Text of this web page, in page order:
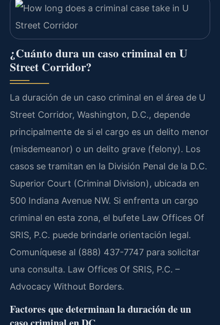
¿Cuánto dura un caso criminal en U
Street Corridor?
La duración de un caso criminal en el área de U
Street Corridor, Washington, D.C., depende
principalmente de si el cargo es un delito menor
(misdemeanor) o un delito grave (felony). Los
casos se tramitan en la División Penal de la D.C.
Superior Court (Criminal Division), ubicada en
500 Indiana Avenue NW. Si enfrenta un cargo
criminal en esta zona, el bufete Law Offices Of
SRIS, P.C. puede brindarle orientación legal.
Comuníquese al (888) 437-7747 para solicitar
una consulta. Law Offices Of SRIS, P.C. –
Advocacy Without Borders.
Factores que determinan la duración de un